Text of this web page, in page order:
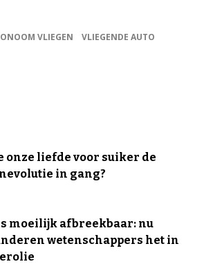
VLIEGEN VLIEGENDE AUTO
onze liefde voor suiker de
in gang?
moeilijk afbreekbaar: nu
wetenschappers het in